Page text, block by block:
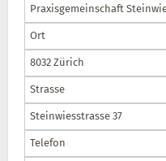
Praxisgemeinschaft
Ort
8032 Zürich
Strasse
Steinwiesstrasse 37
Telefon